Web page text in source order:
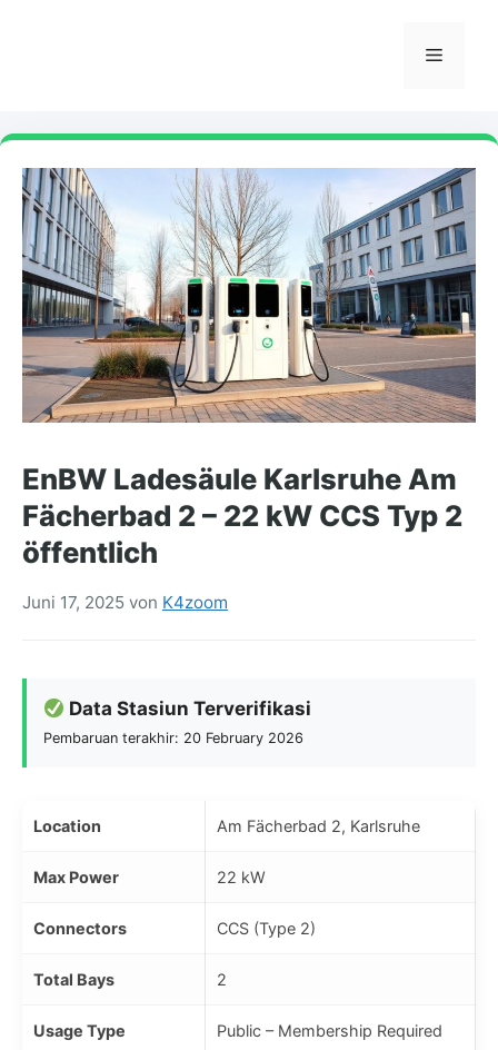
Menü
EnBW Ladesäule Karlsruhe Am
Fächerbad 2 – 22 kW CCS Typ 2
öffentlich
Juni 17, 2025 von K4zoom
Data Stasiun Terverifikasi
Pembaruan terakhir: 20 February 2026
Location Am Fächerbad 2, Karlsruhe
Max Power 22 kW
Connectors CCS (Type 2)
Total Bays 2
Usage Type Public – Membership Required